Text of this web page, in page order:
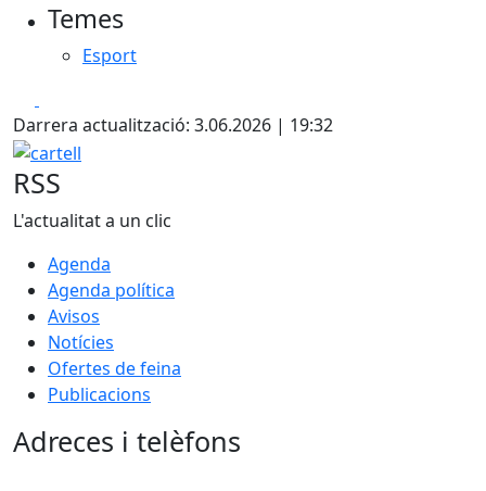
Temes
Esport
Darrera actualització: 3.06.2026 | 19:32
cartell
RSS
L'actualitat a un clic
Agenda
Agenda política
Avisos
Notícies
Ofertes de feina
Publicacions
Adreces i telèfons